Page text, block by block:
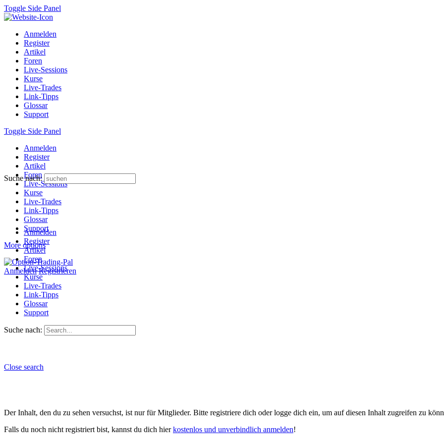
Toggle Side Panel
Anmelden
Register
Artikel
Foren
Live-Sessions
Kurse
Live-Trades
Link-Tipps
Glossar
Support
Toggle Side Panel
Anmelden
Register
Artikel
Foren
Live-Sessions
Kurse
Live-Trades
Link-Tipps
Glossar
Support
More options
Anmelden Registrieren
Suche nach:
Anmelden
Register
Artikel
Foren
Live-Sessions
Kurse
Live-Trades
Link-Tipps
Glossar
Support
Suche nach:
Close search
Der Inhalt, den du zu sehen versuchst, ist nur für Mitglieder. Bitte registriere dich oder logge dich ein, um auf diesen Inhalt zugreifen zu
Falls du noch nicht registriert bist, kannst du dich hierkostenlos und unverbindlich anmelden!